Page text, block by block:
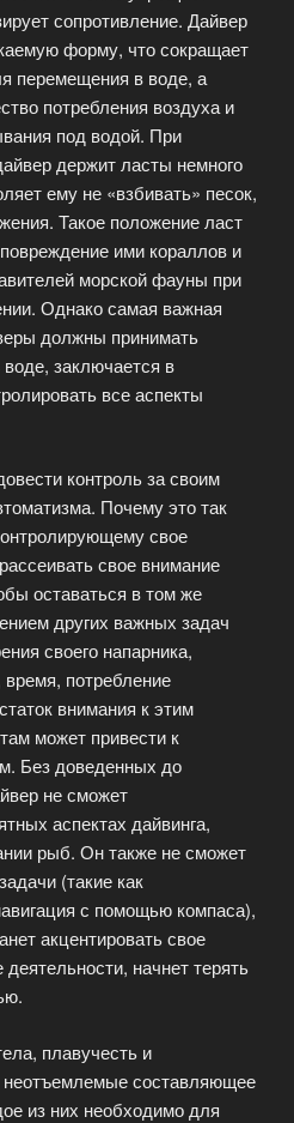
сопротивление. Дайвер
форму, что сокращает
перемещения в воде, а
потребления воздуха и
под водой. При
держит ласты немного
ему не «взбивать» песок,
Такое положение ласт
ими кораллов и
морской фауны при
Однако самая важная
должны принимать
заключается в
все аспекты
контроль за своим
Почему это так
свое
свое внимание
оставаться в том же
других важных задач
своего напарника,
время, потребление
внимания к этим
может привести к
Без доведенных до
не сможет
аспектах дайвинга,
рыб. Он также не сможет
(такие как
с помощью компаса),
акцентировать свое
начнет терять
плавучесть и
неотъемлемые составляющее
из них необходимо для